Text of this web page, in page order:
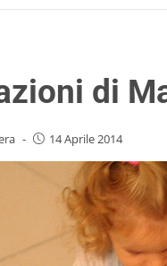
di
- 14 Aprile 2014